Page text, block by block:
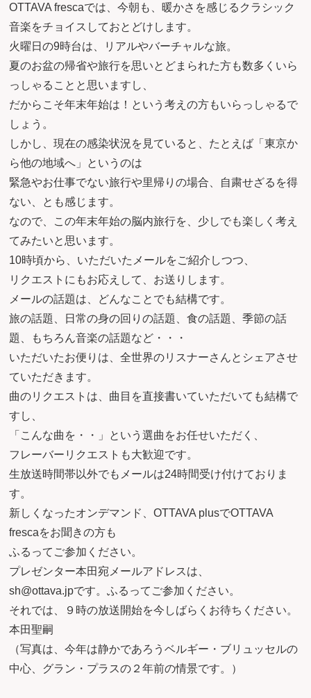
OTTAVA frescaでは、今朝も、暖かさを感じるクラシック
音楽をチョイスしておとどけします。
火曜日の9時台は、リアルやバーチャルな旅。
夏のお盆の帰省や旅行を思いとどまられた方も数多くいら
っしゃることと思いますし、
だからこそ年末年始は！という考えの方もいらっしゃるで
しょう。
しかし、現在の感染状況を見ていると、たとえば「東京か
ら他の地域へ」というのは
緊急やお仕事でない旅行や里帰りの場合、自粛せざるを得
ない、とも感じます。
なので、この年末年始の脳内旅行を、少しでも楽しく考え
てみたいと思います。
10時頃から、いただいたメールをご紹介しつつ、
リクエストにもお応えして、お送りします。
メールの話題は、どんなことでも結構です。
旅の話題、日常の身の回りの話題、食の話題、季節の話
題、もちろん音楽の話題など・・・
いただいたお便りは、全世界のリスナーさんとシェアさせ
ていただきます。
曲のリクエストは、曲目を直接書いていただいても結構で
すし、
「こんな曲を・・」という選曲をお任せいただく、
フレーバーリクエストも大歓迎です。
生放送時間帯以外でもメールは24時間受け付けておりま
す。
新しくなったオンデマンド、OTTAVA plusでOTTAVA
frescaをお聞きの方も
ふるってご参加ください。
プレゼンター本田宛メールアドレスは、
sh@ottava.jpです。ふるってご参加ください。
それでは、９時の放送開始を今しばらくお待ちください。
本田聖嗣
（写真は、今年は静かであろうベルギー・ブリュッセルの
中心、グラン・プラスの２年前の情景です。）